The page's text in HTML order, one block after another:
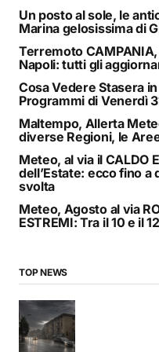
Un posto al sole, le
Marina gelosissima di
Terremoto
Napoli: tutti gli
Cosa Vedere Stasera
Programmi di Venerdì
Maltempo, Allerta
diverse Regioni, le
Meteo, al via il CALDO
dell’Estate: ecco fino
svolta
Meteo, Agosto al via
ESTREMI: Tra il 10 e il
TOP NEWS